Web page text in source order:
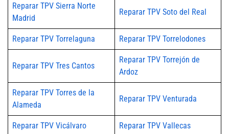
Reparar TPV Sierra Norte
Madrid
Reparar TPV Soto del Real
Reparar TPV Torrelaguna Reparar TPV Torrelodones
Reparar TPV Tres Cantos
Reparar TPV Torrejón de
Ardoz
Reparar TPV Torres de la
Alameda
Reparar TPV Venturada
Reparar TPV Vicálvaro Reparar TPV Vallecas